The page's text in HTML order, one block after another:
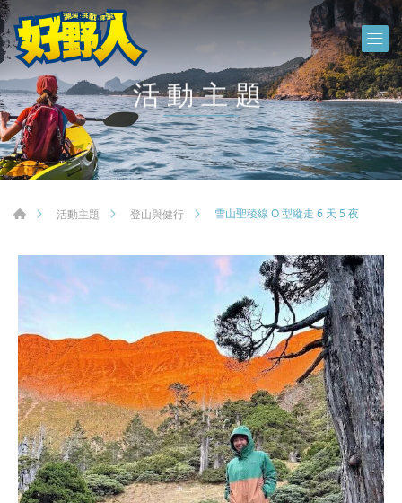
活動主題
活動主題 登山與健行 雪山聖稜線 O 型縱走 6 天 5 夜